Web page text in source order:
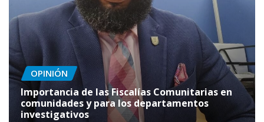
OPINIÓN
Importancia de las Fiscalías Comunitarias en
comunidades y para los departamentos
investigativos